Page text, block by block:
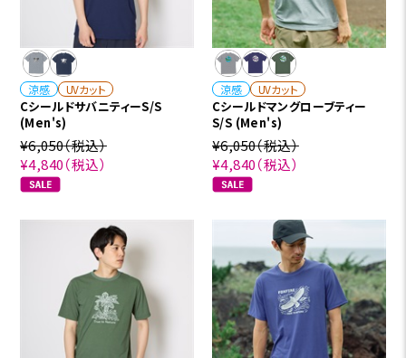
涼感 UVカット
CシールドサバニティーS/S
(Men's)
¥6,050（税込）
¥4,840（税込）
涼感 UVカット
Cシールドマングローブティー
S/S (Men's)
¥6,050（税込）
¥4,840（税込）